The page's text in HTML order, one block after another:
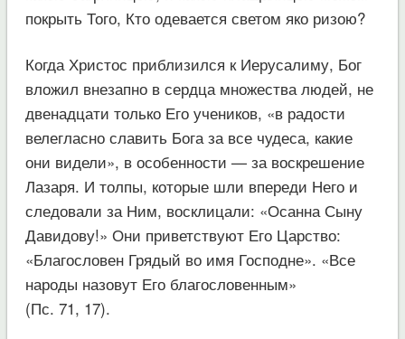
покрыть Того, Кто одевается светом яко ризою?
Когда Христос приблизился к Иерусалиму, Бог
вложил внезапно в сердца множества людей, не
двенадцати только Его учеников, «в радости
велегласно славить Бога за все чудеса, какие
они видели», в особенности — за воскрешение
Лазаря. И толпы, которые шли впереди Него и
следовали за Ним, восклицали: «Осанна Сыну
Давидову!» Они приветствуют Его Царство:
«Благословен Грядый во имя Господне». «Все
народы назовут Его благословенным»
(Пс. 71, 17).